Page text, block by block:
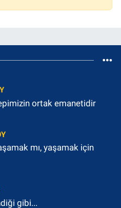
ortak emanetidir
mı, yaşamak için
gibi...